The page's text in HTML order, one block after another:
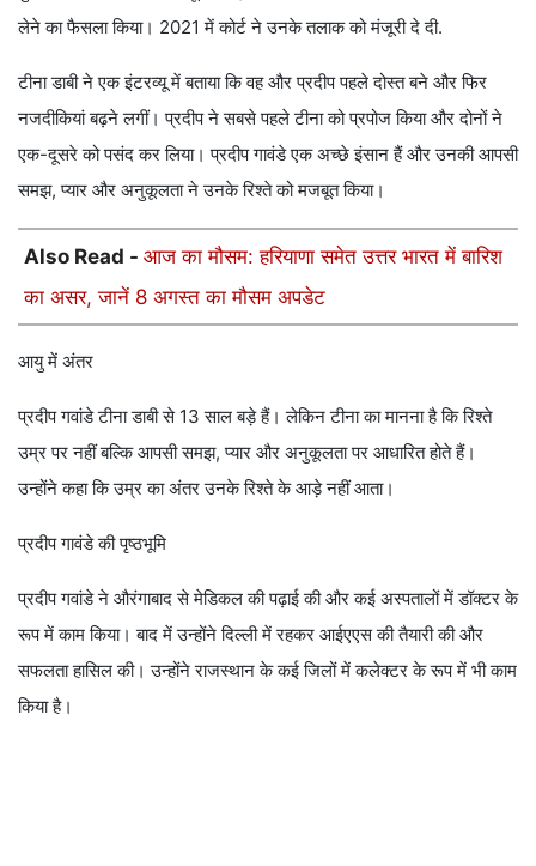
लेने का फैसला किया। 2021 में कोर्ट ने उनके तलाक को मंजूरी दे दी.
टीना डाबी ने एक इंटरव्यू में बताया कि वह और प्रदीप पहले दोस्त बने और फिर
नजदीकियां बढ़ने लगीं। प्रदीप ने सबसे पहले टीना को प्रपोज किया और दोनों ने
एक-दूसरे को पसंद कर लिया। प्रदीप गावंडे एक अच्छे इंसान हैं और उनकी आपसी
समझ, प्यार और अनुकूलता ने उनके रिश्ते को मजबूत किया।
Also Read - आज का मौसम: हरियाणा समेत उत्तर भारत में बारिश
का असर, जानें 8 अगस्त का मौसम अपडेट
आयु में अंतर
प्रदीप गवांडे टीना डाबी से 13 साल बड़े हैं। लेकिन टीना का मानना ​​है कि रिश्ते
उम्र पर नहीं बल्कि आपसी समझ, प्यार और अनुकूलता पर आधारित होते हैं।
उन्होंने कहा कि उम्र का अंतर उनके रिश्ते के आड़े नहीं आता।
प्रदीप गावंडे की पृष्ठभूमि
प्रदीप गवांडे ने औरंगाबाद से मेडिकल की पढ़ाई की और कई अस्पतालों में डॉक्टर के
रूप में काम किया। बाद में उन्होंने दिल्ली में रहकर आईएएस की तैयारी की और
सफलता हासिल की। उन्होंने राजस्थान के कई जिलों में कलेक्टर के रूप में भी काम
किया है।